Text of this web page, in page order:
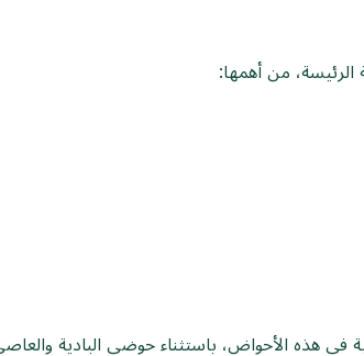
الرئيسة، من أهمها:
في هذه الأحواض، باستثناء حوضي البادية